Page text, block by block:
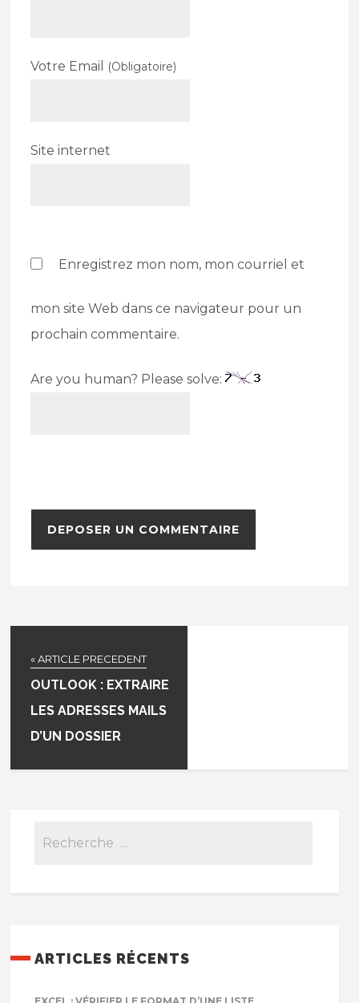
Votre Email (Obligatoire)
Site internet
Enregistrez mon nom, mon courriel et
mon site Web dans ce navigateur pour un
prochain commentaire.
Are you human? Please solve:
« ARTICLE PRECEDENT
OUTLOOK : EXTRAIRE
LES ADRESSES MAILS
D’UN DOSSIER
ARTICLES RÉCENTS